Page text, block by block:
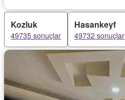
Kozluk
49735 sonuçlar
Hasankeyf
49732 sonuçlar